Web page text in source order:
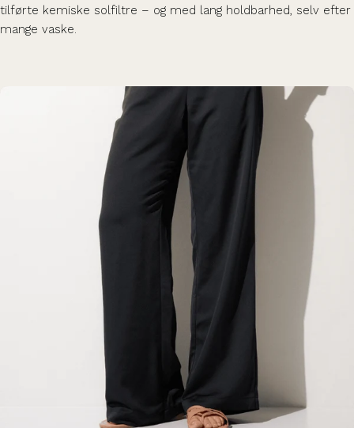
tilførte kemiske solfiltre – og med lang holdbarhed, selv efter
mange vaske.